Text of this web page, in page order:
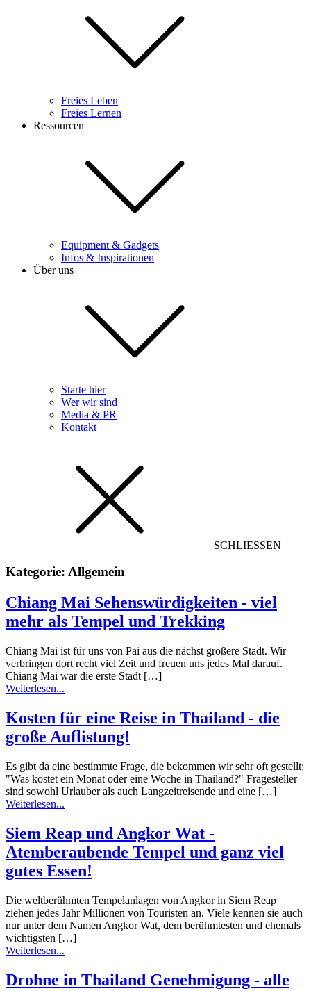
Freies Leben
Freies Lernen
Ressourcen
Equipment & Gadgets
Infos & Inspirationen
Über uns
Starte hier
Wer wir sind
Media & PR
Kontakt
SCHLIESSEN
Kategorie: Allgemein
Chiang Mai Sehenswürdigkeiten - viel
mehr als Tempel und Trekking
Chiang Mai ist für uns von Pai aus die nächst größere Stadt. Wir
verbringen dort recht viel Zeit und freuen uns jedes Mal darauf.
Chiang Mai war die erste Stadt […]
Weiterlesen...
Kosten für eine Reise in Thailand - die
große Auflistung!
Es gibt da eine bestimmte Frage, die bekommen wir sehr oft gestellt:
"Was kostet ein Monat oder eine Woche in Thailand?" Fragesteller
sind sowohl Urlauber als auch Langzeitreisende und eine […]
Weiterlesen...
Siem Reap und Angkor Wat -
Atemberaubende Tempel und ganz viel
gutes Essen!
Die weltberühmten Tempelanlagen von Angkor in Siem Reap
ziehen jedes Jahr Millionen von Touristen an. Viele kennen sie auch
nur unter dem Namen Angkor Wat, dem berühmtesten und ehemals
wichtigsten […]
Weiterlesen...
Drohne in Thailand Genehmigung - alle